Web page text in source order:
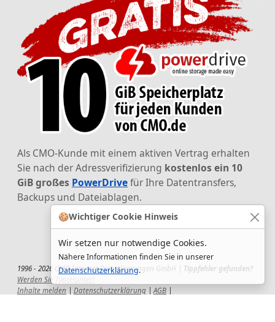
🍪Wichtiger Cookie Hinweis
Wir setzen nur notwendige Cookies.
Nähere Informationen finden Sie in unserer
Datenschutzerklärung.
Als CMO-Kunde mit einem aktiven Vertrag erhalten
Sie nach der Adressverifizierung kostenlos ein 10
GiB großes PowerDrivefür Ihre Datentransfers,
Backups und Dateiablagen.
1996 - 2026 CMO Internet Dienstleistungen GmbH | Tippfehler gefunden?
Werden Sie TypoHunter!
Inhalte melden
Datenschutzerklärung AGB